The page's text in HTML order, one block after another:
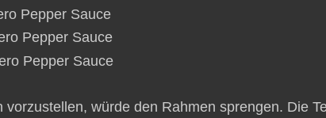
Pepper Sauce
Sauce
Sauce
würde den Rahmen sprengen. Die